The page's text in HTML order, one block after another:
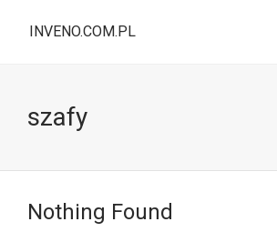
INVENO.COM.PL
szafy
Nothing Found